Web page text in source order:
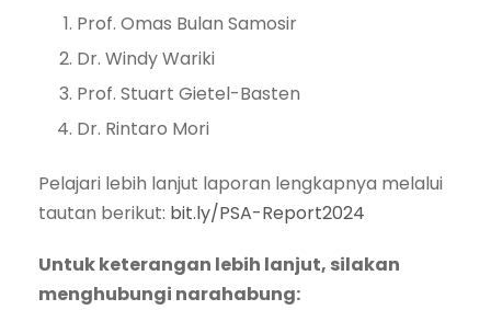
Prof. Omas Bulan Samosir
Dr. Windy Wariki
Prof. Stuart Gietel-Basten
Dr. Rintaro Mori
Pelajari lebih lanjut laporan lengkapnya melalui
tautan berikut: bit.ly/PSA-Report2024
Untuk keterangan lebih lanjut, silakan
menghubungi narahabung: